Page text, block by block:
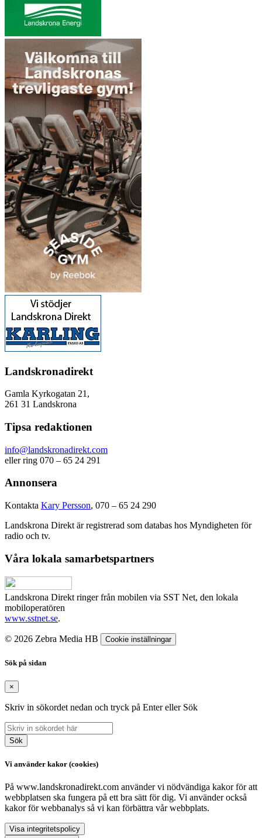
Landskronadirekt
Gamla Kyrkogatan 21,
261 31 Landskrona
Tipsa redaktionen
info@landskronadirekt.com
eller ring 070 – 65 24 291
Annonsera
Kontakta Kary Persson, 070 – 65 24 290
Landskrona Direkt är registrerad som databas hos Myndigheten för
radio och tv.
Våra lokala samarbetspartners
Landskrona Direkt ringer från mobilen via SST Net, den lokala
mobiloperatören
www.sstnet.se.
© 2026 Zebra Media HB Cookie inställningar
Sök på sidan
×
Skriv in sökordet nedan och tryck på Enter eller Sök
Sök
Vi använder kakor (cookies)
På www.landskronadirekt.com använder vi nödvändiga kakor för att
webbplatsen ska fungera på ett bra sätt för dig. Vi använder också
kakor för webbanalys så vi kan förbättra vår webbplats.
Visa integritetspolicy